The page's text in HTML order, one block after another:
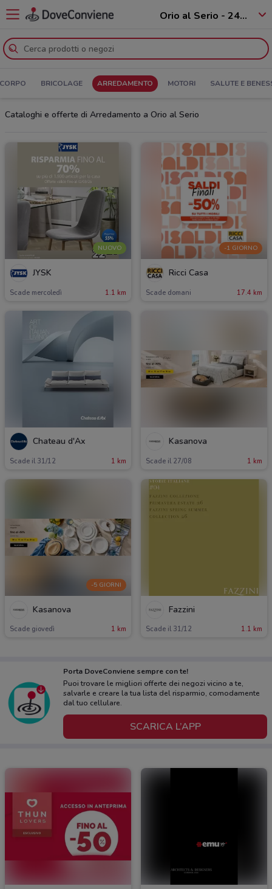
Orio al Serio - 24050
BRICOLAGE ARREDAMENTO MOTORI SALUTE E
Cataloghi e offerte di Arredamento a Orio al Serio
NUOVO
JYSK
Scade mercoledì 1.1 km
-1 GIORNO
Ricci Casa
Scade domani 17.4 km
Chateau d'Ax
Scade il 31/12 1 km
Kasanova
Scade il 27/08 1 km
-5 GIORNI
Kasanova
Scade giovedì 1 km
Fazzini
Scade il 31/12 1.1 km
Porta DoveConviene sempre con te!
Puoi trovare le migliori offerte dei negozi vicino a te,
salvarle e creare la tua lista del risparmio, comodamente
dal tuo cellulare.
SCARICA L’APP